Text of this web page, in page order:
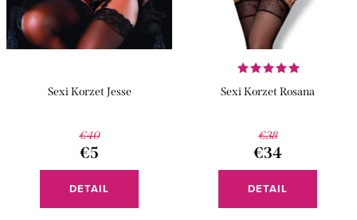
o
v
k
t
Sexi Korzet Jesse
€40
€5
DETAIL
Sexi Korzet Rosana
€38
€34
DETAIL